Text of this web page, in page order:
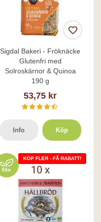
Sigdal Bakeri - Fröknäcke
Glutenfri med
Solroskärnor & Quinoa
190 g
53,75 kr
Info Köp
KÖP FLER - FÅ RABATT!